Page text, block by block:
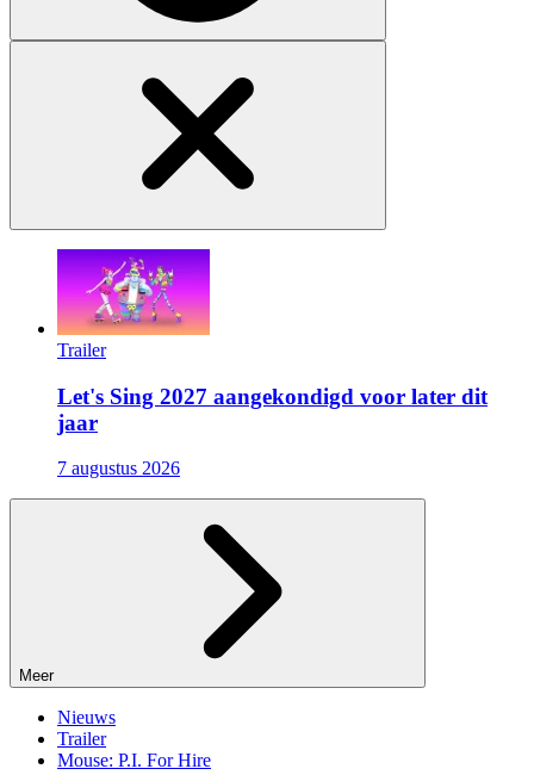
Trailer
Let's Sing 2027 aangekondigd voor later dit
jaar
7 augustus 2026
Meer
Nieuws
Trailer
Mouse: P.I. For Hire